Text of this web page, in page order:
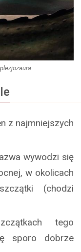
z najmniejszych
wywodzi się
w okolicach
(chodzi
tego
sporo dobrze